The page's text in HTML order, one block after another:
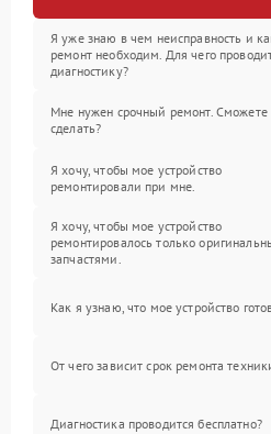
Я уже знаю в чем неисправность и
ремонт необходим. Для чего
диагностику?
Мне нужен срочный ремонт. Сможете
сделать?
Я хочу, чтобы мое устройство
ремонтировали при мне.
Я хочу, чтобы мое устройство
ремонтировалось только
запчастями.
Как я узнаю, что мое устройство
От чего зависит срок ремонта
Диагностика проводится бесплатно?